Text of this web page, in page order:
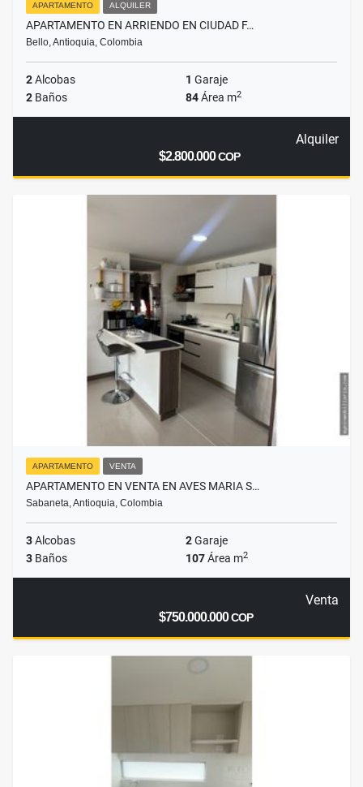
APARTAMENTO ALQUILER
APARTAMENTO EN ARRIENDO EN CIUDAD F…
Bello, Antioquia, Colombia
2Alcobas 1 Garaje
2 Baños 84Área m2
Alquiler
$2.800.000COP
APARTAMENTO VENTA
APARTAMENTO EN VENTA EN AVES MARIA S…
Sabaneta, Antioquia, Colombia
3Alcobas 2Garaje
3 Baños 107Área m2
Venta
$750.000.000COP